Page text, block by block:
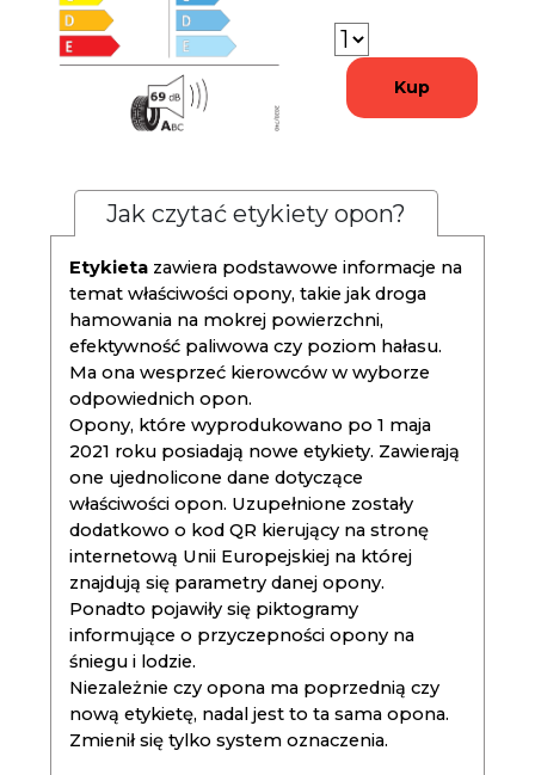
Kup
Jak czytać etykiety opon?
Etykieta zawiera podstawowe informacje na
temat właściwości opony, takie jak droga
hamowania na mokrej powierzchni,
efektywność paliwowa czy poziom hałasu.
Ma ona wesprzeć kierowców w wyborze
odpowiednich opon.
Opony, które wyprodukowano po 1 maja
2021 roku posiadają nowe etykiety. Zawierają
one ujednolicone dane dotyczące
właściwości opon. Uzupełnione zostały
dodatkowo o kod QR kierujący na stronę
internetową Unii Europejskiej na której
znajdują się parametry danej opony.
Ponadto pojawiły się piktogramy
informujące o przyczepności opony na
śniegu i lodzie.
Niezależnie czy opona ma poprzednią czy
nową etykietę, nadal jest to ta sama opona.
Zmienił się tylko system oznaczenia.